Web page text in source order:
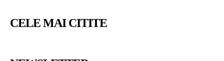
CELE MAI CITITE